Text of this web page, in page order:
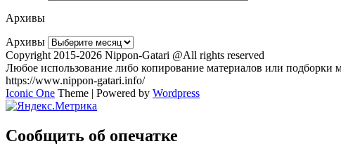
Архивы
Архивы
Copyright 2015-2026 Nippon-Gatari @All rights reserved
Любое использование либо копирование материалов или подборки
https://www.nippon-gatari.info/
Iconic One Theme | Powered by Wordpress
Сообщить об опечатке